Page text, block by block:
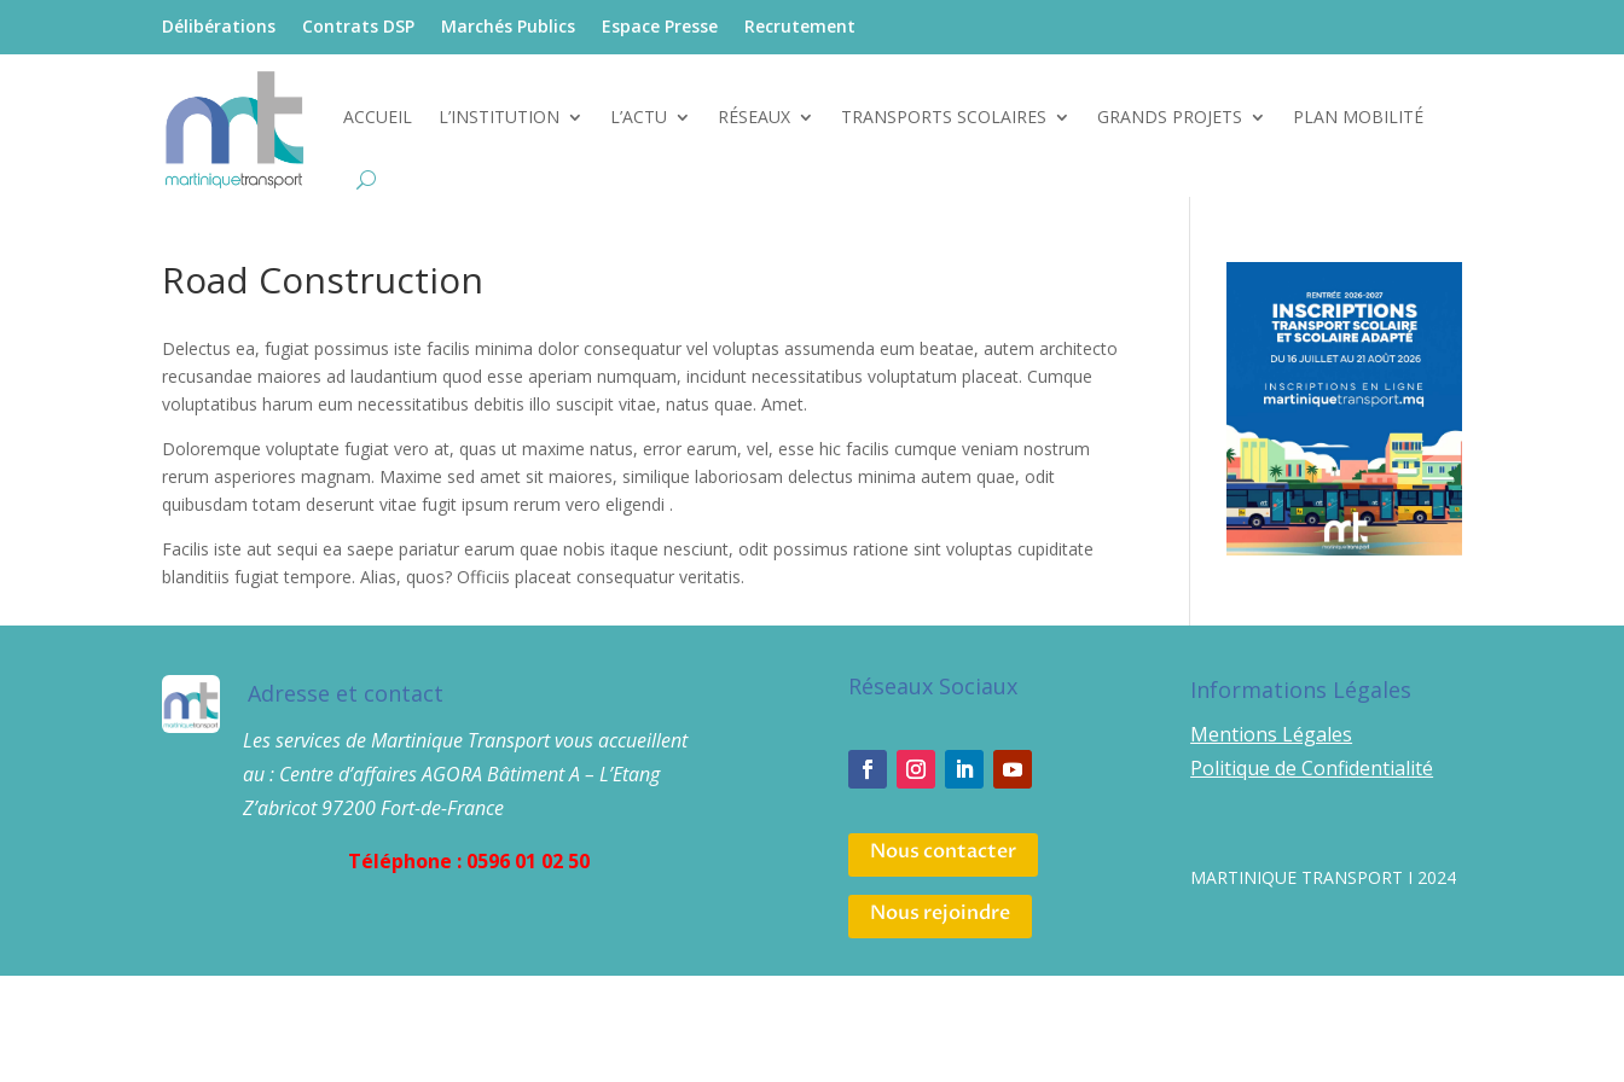
Délibérations Contrats DSP Marchés Publics Espace Presse Recrutement
ACCUEIL L’INSTITUTION L’ACTU RÉSEAUX TRANSPORTS SCOLAIRES GRANDS PROJETS PLAN MOBILITÉ
Road Construction
Delectus ea, fugiat possimus iste facilis minima dolor consequatur vel voluptas assumenda eum beatae, autem architecto
recusandae maiores ad laudantium quod esse aperiam numquam, incidunt necessitatibus voluptatum placeat. Cumque
voluptatibus harum eum necessitatibus debitis illo suscipit vitae, natus quae. Amet.
Doloremque voluptate fugiat vero at, quas ut maxime natus, error earum, vel, esse hic facilis cumque veniam nostrum
rerum asperiores magnam. Maxime sed amet sit maiores, similique laboriosam delectus minima autem quae, odit
quibusdam totam deserunt vitae fugit ipsum rerum vero eligendi .
Facilis iste aut sequi ea saepe pariatur earum quae nobis itaque nesciunt, odit possimus ratione sint voluptas cupiditate
blanditiis fugiat tempore. Alias, quos? Officiis placeat consequatur veritatis.
Adresse et contact
Les services de Martinique Transport vous accueillent
au : Centre d’affaires AGORA Bâtiment A – L’Etang
Z’abricot 97200 Fort-de-France
Téléphone : 0596 01 02 50
Réseaux Sociaux
Nous contacter
Nous rejoindre
Informations Légales
Mentions Légales
Politique de Confidentialité
MARTINIQUE TRANSPORT I 2024